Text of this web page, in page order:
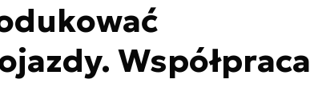
Współpraca